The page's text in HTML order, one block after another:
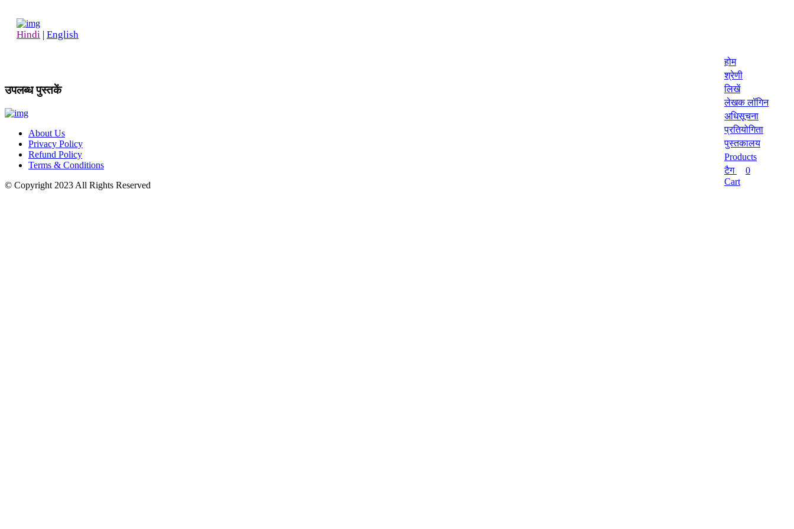
Hindi | English
होम
श्रेणी
लिखें
लेखक लॉगिन
अधिसूचना
प्रतियोगिता
पुस्तकालय
Products
टैग
0
Cart
उपलब्ध पुस्तकें
About Us
Privacy Policy
Refund Policy
Terms & Conditions
© Copyright 2023 All Rights Reserved